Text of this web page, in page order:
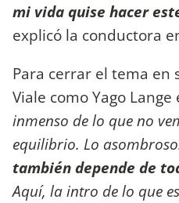
mi vida quise hacer
explicó la conductora
Para cerrar el tema en
Viale como Yago
inmenso de lo que no
equilibrio. Lo
también depende de
Aquí, la intro de lo que